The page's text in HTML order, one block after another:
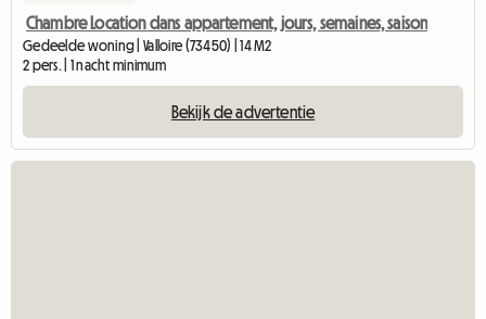
Chambre Location dans appartement, jours, semaines, saison
Gedeelde woning | Valloire (73450) | 14 M2
2 pers. | 1 nacht minimum
Bekijk de advertentie